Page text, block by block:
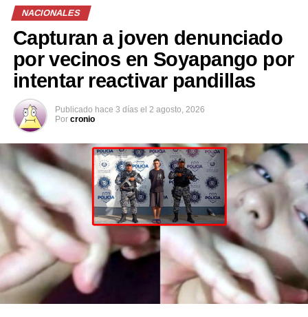
NACIONALES
Capturan a joven denunciado
por vecinos en Soyapango por
intentar reactivar pandillas
Publicado hace 3 días el 2 agosto, 2026
Por cronio